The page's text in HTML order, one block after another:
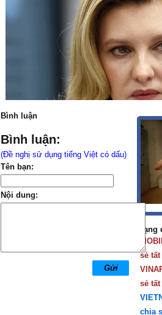
Bình luận
Bình luận:
(Đề nghị sử dụng tiếng Việt có dấu)
Tên bạn:
Nội dung:
sẻ tất
sẻ tất
chia